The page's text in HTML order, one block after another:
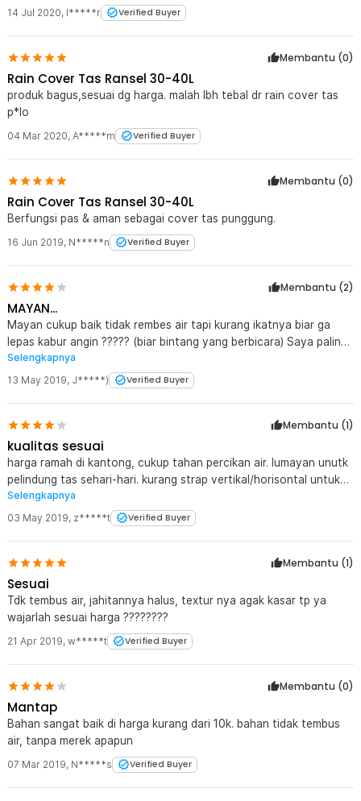
bagus aja nutupnya., Thanks
14 Jul 2020, I*****r Verified Buyer
Membantu (0)
Rain Cover Tas Ransel 30-40L
produk bagus,sesuai dg harga. malah lbh tebal dr rain cover tas
p*lo
04 Mar 2020, A*****m Verified Buyer
Membantu (0)
Rain Cover Tas Ransel 30-40L
Berfungsi pas & aman sebagai cover tas punggung.
16 Jun 2019, N*****n Verified Buyer
Membantu (2)
MAYAN...
Mayan cukup baik tidak rembes air tapi kurang ikatnya biar ga
lepas kabur angin ????? (biar bintang yang berbicara) Saya paling
senang belanja di jaknot karena menyediakan pernak-pernik kecil
yg bermanfaat untuk sehari-hari serta harganya bisa bersaing
cukup murah dibandingkan dengan toko online lainnya serta
produk yang laris atau habis tetapi lama di stok kembali. Terima
kasih jaknot
Selengkapnya
13 May 2019, J*****) Verified Buyer
Membantu (1)
kualitas sesuai
harga ramah di kantong, cukup tahan percikan air. lumayan unutk
pelindung tas sehari-hari. kurang strap vertikal/horisontal untuk
mengikat ke tas supaya lebih kencang(pangalaman 2x hilang
ketika naik motor)
Selengkapnya
03 May 2019, z*****t Verified Buyer
Membantu (1)
Sesuai
Tdk tembus air, jahitannya halus, textur nya agak kasar tp ya
wajarlah sesuai harga ????????
21 Apr 2019, w*****t Verified Buyer
Membantu (0)
Mantap
Bahan sangat baik di harga kurang dari 10k. bahan tidak tembus
air, tanpa merek apapun
07 Mar 2019, N*****s Verified Buyer